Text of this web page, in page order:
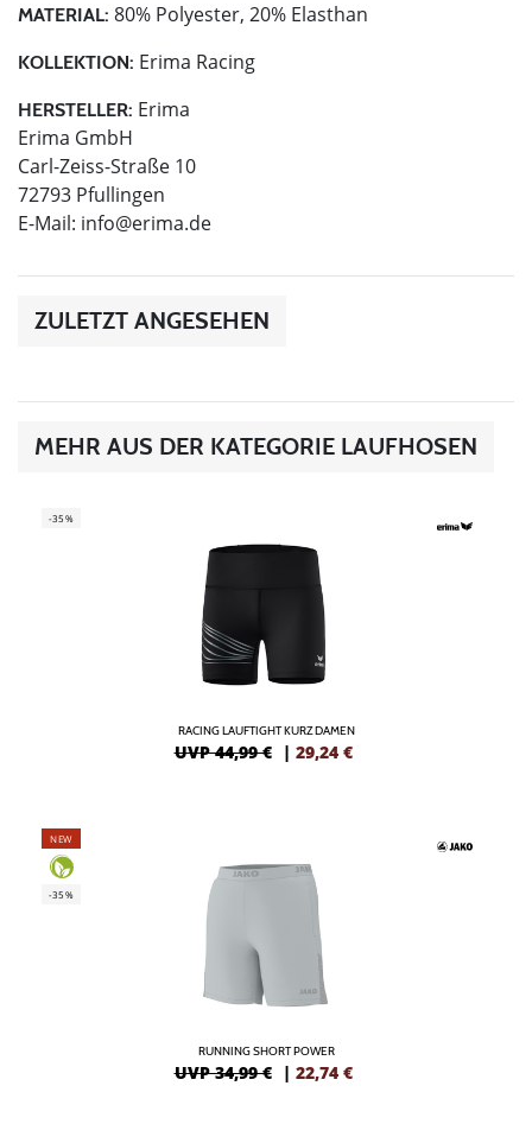
MATERIAL: 80% Polyester, 20% Elasthan
KOLLEKTION: Erima Racing
HERSTELLER: Erima
Erima GmbH
Carl-Zeiss-Straße 10
72793 Pfullingen
E-Mail: info@erima.de
ZULETZT ANGESEHEN
MEHR AUS DER KATEGORIE LAUFHOSEN
-35%
RACING LAUFTIGHT KURZ DAMEN
UVP 44,99 € | 29,24 €
NEW
-35%
RUNNING SHORT POWER
UVP 34,99 € | 22,74 €